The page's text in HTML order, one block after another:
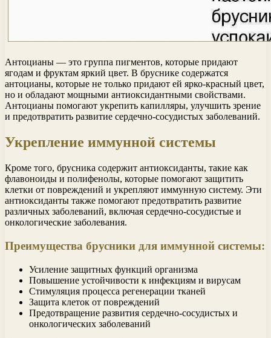
Антоцианы — это группа пигментов, которые придают
ягодам и фруктам яркий цвет. В бруснике содержатся
антоцианы, которые не только придают ей ярко-красный цвет,
но и обладают мощными антиоксидантными свойствами.
Антоцианы помогают укрепить капилляры, улучшить зрение
и предотвратить развитие сердечно-сосудистых заболеваний.
Укрепление иммунной системы
Кроме того, брусника содержит антиоксиданты, такие как
флавоноиды и полифенолы, которые помогают защитить
клетки от повреждений и укрепляют иммунную систему. Эти
антиоксиданты также помогают предотвратить развитие
различных заболеваний, включая сердечно-сосудистые и
онкологические заболевания.
Преимущества брусники для иммунной системы:
Усиление защитных функций организма
Повышение устойчивости к инфекциям и вирусам
Стимуляция процесса регенерации тканей
Защита клеток от повреждений
Предотвращение развития сердечно-сосудистых и
онкологических заболеваний